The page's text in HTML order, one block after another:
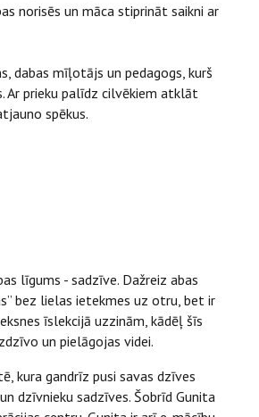
norisēs un māca stiprināt saikni ar
dabas mīļotājs un pedagogs, kurš
Ar prieku palīdz cilvēkiem atklāt
spēkus.
līgums - sadzīve. Dažreiz abas
bez lielas ietekmes uz otru, bet ir
īslekcijā uzzinām, kādēļ šīs
un pielāgojas videi.
kura gandrīz pusi savas dzīves
dzīvnieku sadzīves. Šobrīd Gunita